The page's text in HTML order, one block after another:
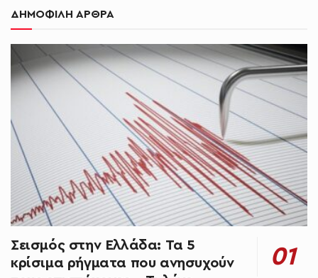
ΔΗΜΟΦΙΛΗ ΑΡΘΡΑ
Σεισμός στην Ελλάδα: Τα 5
κρίσιμα ρήγματα που ανησυχούν